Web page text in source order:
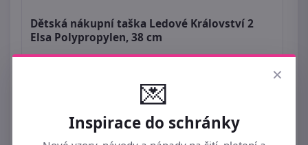
Dětská nákupní taška Ledové Království 2
Elsa Polypropylen, 38 cm
×
💌
Inspirace do schránky